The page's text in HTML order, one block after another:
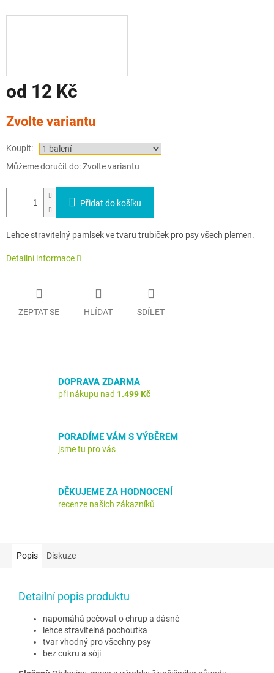
od 12 Kč
cena:
Zvolte variantu
Koupit:
Můžeme doručit do:Zvolte variantu
Přidat do košíku
Lehce stravitelný pamlsek ve tvaru trubiček pro psy všech plemen.
Detailní informace
ZEPTAT SE HLÍDAT SDÍLET
DOPRAVA ZDARMA
při nákupu nad 1.499 Kč
PORADÍME VÁM S VÝBĚREM
jsme tu pro vás
DĚKUJEME ZA HODNOCENÍ
recenze našich zákazníků
Popis Diskuze
Detailní popis produktu
napomáhá pečovat o chrup a dásně
lehce stravitelná pochoutka
tvar vhodný pro všechny psy
bez cukru a sóji